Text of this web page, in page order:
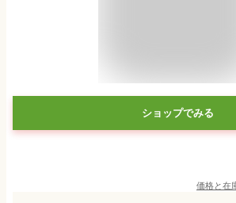
ショップでみる
価格と在